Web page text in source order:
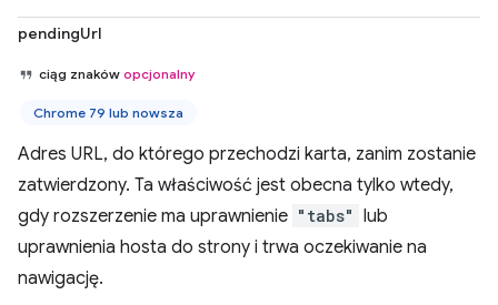
pendingUrl
ciąg znaków opcjonalny
Chrome 79 lub nowsza
Adres URL, do którego przechodzi karta, zanim zostanie
zatwierdzony. Ta właściwość jest obecna tylko wtedy,
gdy rozszerzenie ma uprawnienie "tabs" lub
uprawnienia hosta do strony i trwa oczekiwanie na
nawigację.